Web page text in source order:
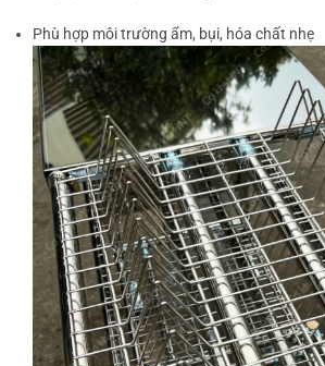
Phù hợp môi trường ẩm, bụi, hóa chất nhẹ